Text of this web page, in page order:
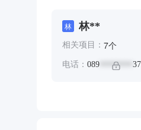
林 林**
相关项目： 7个
电话： 089 ******** 37